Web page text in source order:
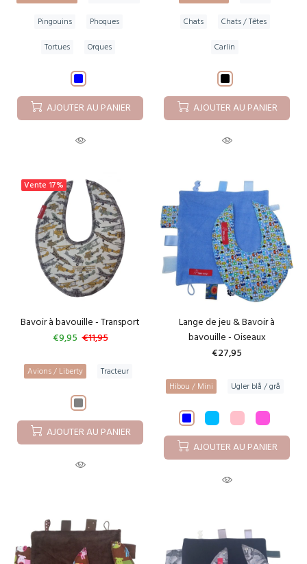
Pingouins
Phoques
Tortues
Orques
AJOUTER AU PANIER
Chats
Chats / Têtes
Carlin
AJOUTER AU PANIER
Vente 17%
Bavoir à bavouille - Transport
€9,95 €11,95
Avions / Liberty Tracteur
AJOUTER AU PANIER
Lange de jeu & Bavoir à
bavouille - Oiseaux
€27,95
Hibou / Mini Ugler blå / grå
AJOUTER AU PANIER